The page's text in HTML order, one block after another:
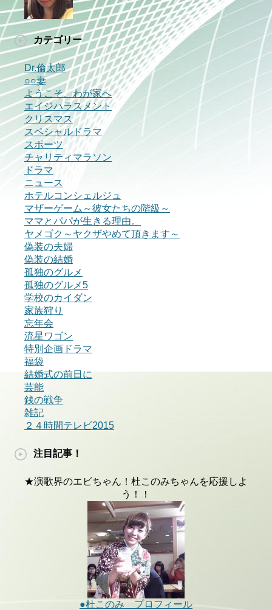
カテゴリー
Dr.倫太郎
○○妻
ようこそ、わが家へ
エイジハラスメント
クリスマス
スペシャルドラマ
スポーツ
チャリティマラソン
ドラマ
ニュース
ホテルコンシェルジュ
マザーゲーム～彼女たちの階級～
ママとパパが生きる理由。
ヤメゴク～ヤクザやめて頂きます～
偽装の夫婦
偽装の結婚
孤独のグルメ
孤独のグルメ5
学校のカイダン
家族狩り
忘年会
流星ワゴン
特別企画ドラマ
福袋
結婚式の前日に
芸能
銭の戦争
雑記
２４時間テレビ2015
注目記事！
★演歌界のエビちゃん！杜このみちゃんを応援しよ
う！！
●杜このみ プロフィール